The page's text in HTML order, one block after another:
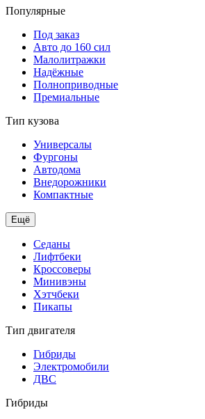
Популярные
Под заказ
Авто до 160 сил
Малолитражки
Надёжные
Полноприводные
Премиальные
Тип кузова
Универсалы
Фургоны
Автодома
Внедорожники
Компактные
Ещё
Седаны
Лифтбеки
Кроссоверы
Минивэны
Хэтчбеки
Пикапы
Тип двигателя
Гибриды
Электромобили
ДВС
Гибриды